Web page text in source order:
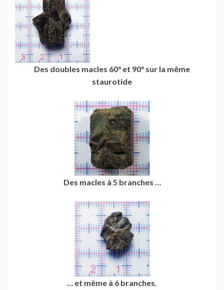
Des doubles macles 60° et 90° sur la même
staurotide
Des macles à 5 branches …
… et même à 6 branches.